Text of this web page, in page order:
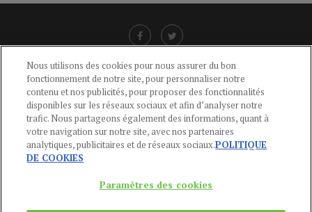
LIENS UTILES
CGU-POLITIQUE DE CONFIDENTIALITÉ -POLITIQUE DES COOKIES
MENTIONS LÉGALES -AIDE
CONTACT
Du Lundi au Vendredi, 9h-13h et 14h-17h
Nous utilisons des cookies pour nous assurer du bon
fonctionnement de notre site, pour personnaliser notre
contenu et nos publicités, pour proposer des fonctionnalités
disponibles sur les réseaux sociaux et afin d’analyser notre
trafic. Nous partageons également des informations, quant à
votre navigation sur notre site, avec nos partenaires
analytiques, publicitaires et de réseaux sociaux.POLITIQUE
DE COOKIES
Paramètres des cookies